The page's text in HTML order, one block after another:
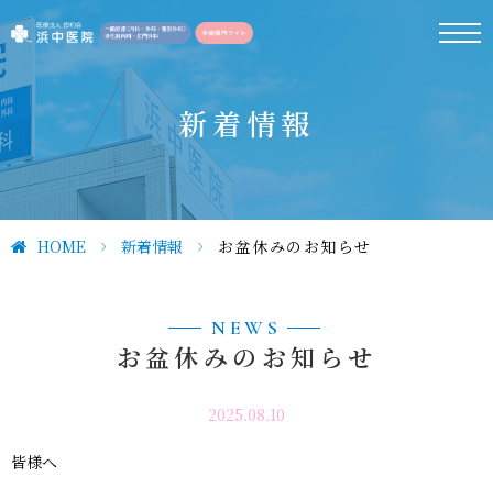
新着情報
HOME > 新着情報 > お盆休みのお知らせ
NEWS
お盆休みのお知らせ
2025.08.10
皆様へ